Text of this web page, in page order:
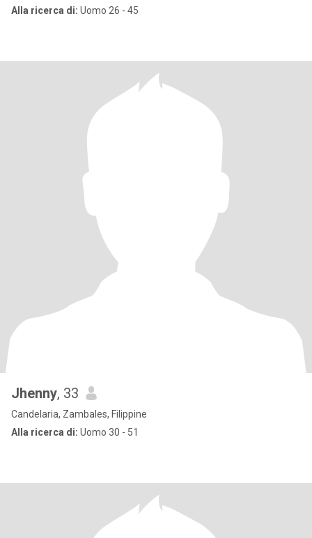
Alla ricerca di: Uomo 26 - 45
Jhenny, 33
Candelaria, Zambales, Filippine
Alla ricerca di: Uomo 30 - 51